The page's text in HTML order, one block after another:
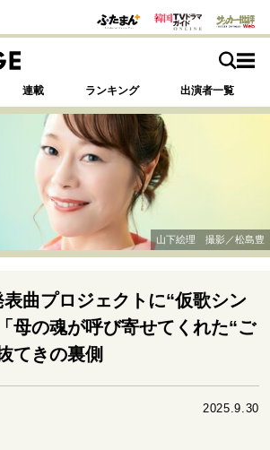
連載 ランキング 出演者一覧
ーマで探す
決断の裏側
挫折からの再起
プロフェッショナルの矜持
人生が動いた日 10代の挫折と原点
山下絵理 撮影／松島豊
曲プロジェクトに“仮歌シン
母の魂が呼び寄せてくれた“ご
てきの裏側
2025.9.30